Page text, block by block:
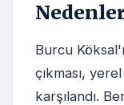
Burcu
çıkması,
karşılandı.